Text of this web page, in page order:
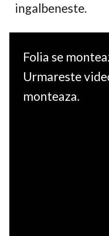
ingalbeneste.
Folia se
Urmareste
monteaza.